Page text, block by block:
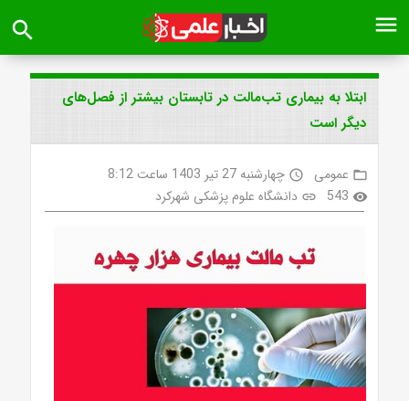
menu
search
ابتلا به بیماری تب‌مالت در تابستان بیشتر از فصل‌های
دیگر است
folder_open عمومی access_time چهارشنبه 27 تیر 1403 ساعت 8:12
visibility
543
link دانشگاه علوم پزشکی شهرکرد